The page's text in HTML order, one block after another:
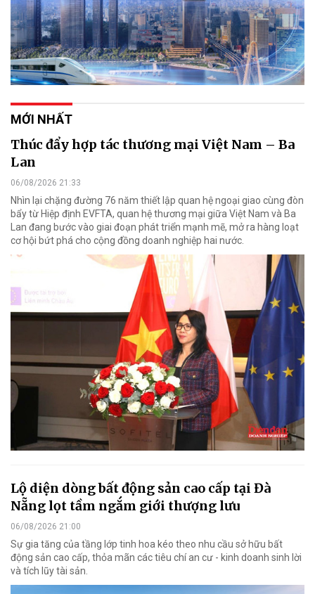
MỚI NHẤT
Thúc đẩy hợp tác thương mại Việt Nam – Ba
Lan
06/08/2026 21:33
Nhìn lại chặng đường 76 năm thiết lập quan hệ ngoại giao cùng đòn
bẩy từ Hiệp định EVFTA, quan hệ thương mại giữa Việt Nam và Ba
Lan đang bước vào giai đoạn phát triển mạnh mẽ, mở ra hàng loạt
cơ hội bứt phá cho cộng đồng doanh nghiệp hai nước.
Lộ diện dòng bất động sản cao cấp tại Đà
Nẵng lọt tầm ngắm giới thượng lưu
06/08/2026 21:00
Sự gia tăng của tầng lớp tinh hoa kéo theo nhu cầu sở hữu bất
động sản cao cấp, thỏa mãn các tiêu chí an cư - kinh doanh sinh lời
và tích lũy tài sản.